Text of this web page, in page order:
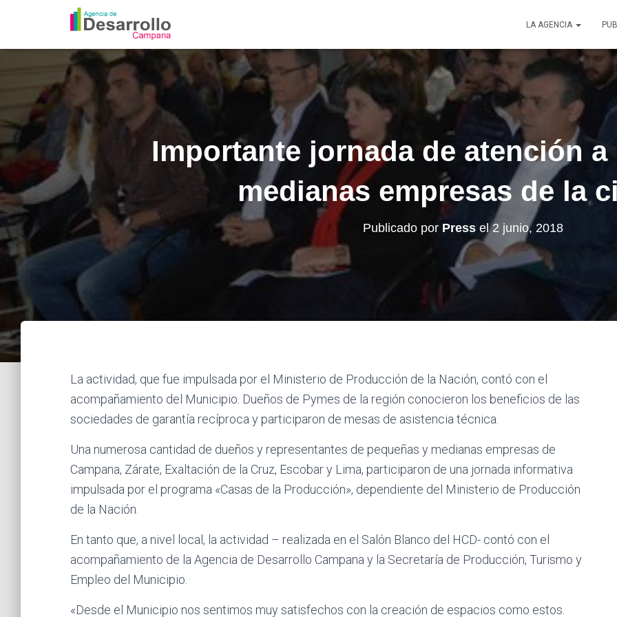
LA AGENCIA
Importante jornada de atención a
medianas empresas de la
Publicado por Pressel2 junio, 2018
La actividad, que fue impulsada por el Ministerio de Producción de la Nación, contó con el
acompañamiento del Municipio. Dueños de Pymes de la región conocieron los beneficios de las
sociedades de garantía recíproca y participaron de mesas de asistencia técnica.
Una numerosa cantidad de dueños y representantes de pequeñas y medianas empresas de
Campana, Zárate, Exaltación de la Cruz, Escobar y Lima, participaron de una jornada informativa
impulsada por el programa «Casas de la Producción», dependiente del Ministerio de Producción
de la Nación.
En tanto que, a nivel local, la actividad – realizada en el Salón Blanco del HCD- contó con el
acompañamiento de la Agencia de Desarrollo Campana y la Secretaría de Producción, Turismo y
Empleo del Municipio.
«Desde el Municipio nos sentimos muy satisfechos con la creación de espacios como estos.